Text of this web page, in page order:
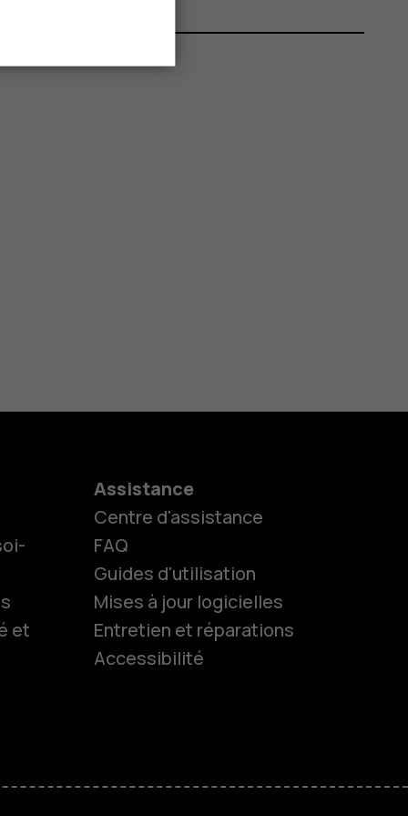
et
Assistance
Centre d'assistance
FAQ
Guides d'utilisation
Mises à jour logicielles
Entretien et réparations
Accessibilité